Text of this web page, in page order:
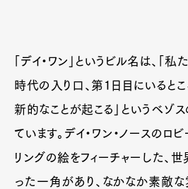
「デイ・ワン」というビル名は、「
時代の入り口、第1日目にいるとこ
新的なことが起こる」というベゾ
ています。デイ・ワン・ノースのロ
リングの絵をフィーチャーした、
った一角があり、なかなか素敵